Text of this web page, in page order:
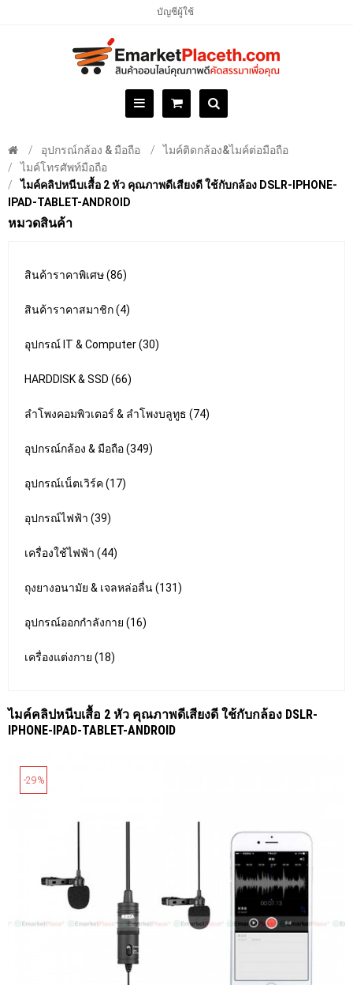
บัญชีผู้ใช้
อุปกรณ์กล้อง & มือถือ
ไมค์ติดกล้อง&ไมค์ต่อมือถือ
ไมค์โทรศัพท์มือถือ
ไมค์คลิปหนีบเสื้อ 2 หัว คุณภาพดีเสียงดี ใช้กับกล้อง DSLR-IPHONE-
IPAD-TABLET-ANDROID
หมวดสินค้า
สินค้าราคาพิเศษ (86)
สินค้าราคาสมาชิก (4)
อุปกรณ์ IT & Computer (30)
HARDDISK & SSD (66)
ลำโพงคอมพิวเตอร์ & ลำโพงบลูทูธ (74)
อุปกรณ์กล้อง & มือถือ (349)
อุปกรณ์เน็ตเวิร์ค (17)
อุปกรณ์ไฟฟ้า (39)
เครื่องใช้ไฟฟ้า (44)
ถุงยางอนามัย & เจลหล่อลื่น (131)
อุปกรณ์ออกกำลังกาย (16)
เครื่องแต่งกาย (18)
ไมค์คลิปหนีบเสื้อ 2 หัว คุณภาพดีเสียงดี ใช้กับกล้อง DSLR-
IPHONE-IPAD-TABLET-ANDROID
-29%